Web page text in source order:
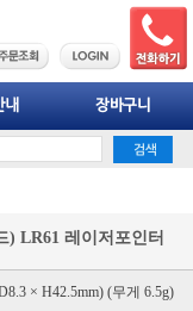
) LR61 레이저포인터
× H42.5mm) (무게 6.5g)